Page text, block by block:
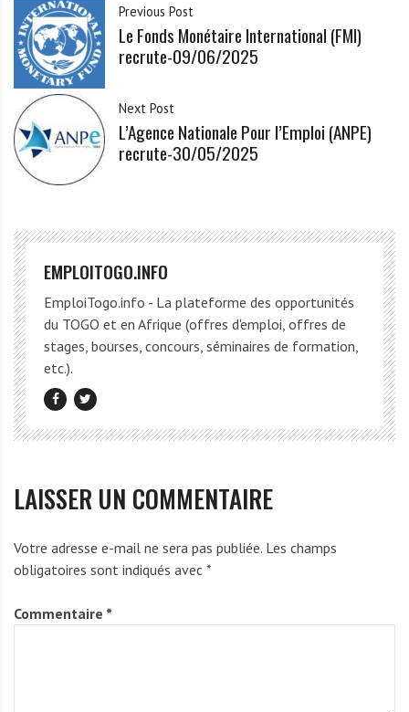
Previous Post
Le Fonds Monétaire International (FMI)
recrute-09/06/2025
Next Post
L’Agence Nationale Pour l’Emploi (ANPE)
recrute-30/05/2025
EMPLOITOGO.INFO
EmploiTogo.info - La plateforme des opportunités
du TOGO et en Afrique (offres d'emploi, offres de
stages, bourses, concours, séminaires de formation,
etc.).
LAISSER UN COMMENTAIRE
Votre adresse e-mail ne sera pas publiée. Les champs
obligatoires sont indiqués avec *
Commentaire *